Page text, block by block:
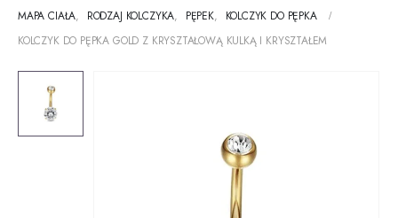
MAPA CIAŁA, RODZAJ KOLCZYKA, PĘPEK,
KOLCZYK DO PĘPKA
KOLCZYK DO PĘPKA GOLD Z KRYSZTAŁOWĄ KULKĄ I KRYSZTAŁEM